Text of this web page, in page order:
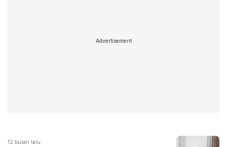
Advertisement
12 bulan lalu